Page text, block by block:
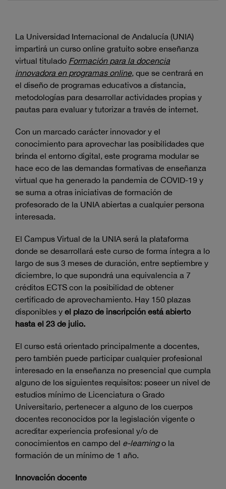
La Universidad Internacional de Andalucía (UNIA)
impartirá un curso online gratuito sobre enseñanza
virtual titulado Formación para la docencia
innovadora en programas online, que se centrará en
el diseño de programas educativos a distancia,
metodologías para desarrollar actividades propias y
pautas para evaluar y tutorizar a través de internet.
Con un marcado carácter innovador y el
conocimiento para aprovechar las posibilidades que
brinda el entorno digital, este programa modular se
hace eco de las demandas formativas de enseñanza
virtual que ha generado la pandemia de COVID-19 y
se suma a otras iniciativas de formación de
profesorado de la UNIA abiertas a cualquier persona
interesada.
El Campus Virtual de la UNIA será la plataforma
donde se desarrollará este curso de forma íntegra a lo
largo de sus 3 meses de duración, entre septiembre y
diciembre, lo que supondrá una equivalencia a 7
créditos ECTS con la posibilidad de obtener
certificado de aprovechamiento. Hay 150 plazas
disponibles y el plazo de inscripción está abierto
hasta el 23 de julio.
El curso está orientado principalmente a docentes,
pero también puede participar cualquier profesional
interesado en la enseñanza no presencial que cumpla
alguno de los siguientes requisitos: poseer un nivel de
estudios mínimo de Licenciatura o Grado
Universitario, pertenecer a alguno de los cuerpos
docentes reconocidos por la legislación vigente o
acreditar experiencia profesional y/o de
conocimientos en campo del e-learningo la
formación de un mínimo de 1 año.
Innovación docente